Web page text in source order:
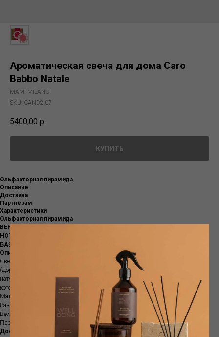
Ароматическая свеча для дома Caro
Babbo Natale
MAMI MILANO
SKU: CAND2.07
5400,00 р.
КУПИТЬ
Ольфакторная пирамида
Описание
Доставка
Партнёрам
Характеристики
Ольфакторная пирамида
ВЕРХНИЕ НОТЫ:
НОТЫ СЕРДЦА:
БАЗОВЫЕ НОТЫ:
Описание
Свеча ароматическая в декоративной тарелке Caro Babbo Natale
(Дорогой Дед Мороз) .Специальные фитили из
натурального дерева идеально подходят для создания танцующего пламени,
которое воспроизводит успокаивающий потрескивающий звук огня камина.
Материал: Фарфор
Размер: 17,2 см
Вес: 200гр
Продолжительность: 40 часов
Доставка